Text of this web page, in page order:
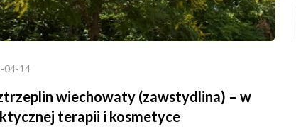
04-14
wiechowaty (zawstydlina) – w
terapii i kosmetyce